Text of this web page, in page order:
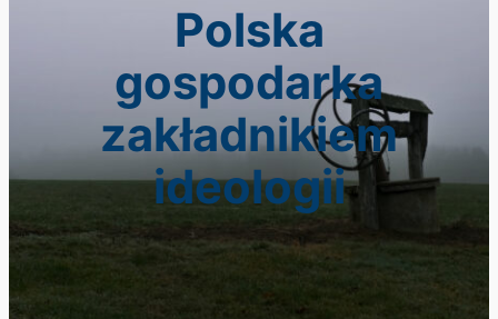
Polska
gospodarka
zakładnikiem
ideologii